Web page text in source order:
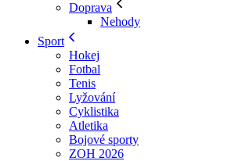
Doprava
Nehody
Sport
Hokej
Fotbal
Tenis
Lyžování
Cyklistika
Atletika
Bojové sporty
ZOH 2026